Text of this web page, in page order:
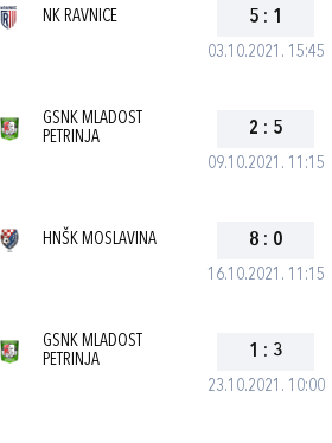
03.10.2021. 15:45
NK RAVNICE 5 : 1
09.10.2021. 11:15
GSNK MLADOST
PETRINJA
2 : 5
16.10.2021. 11:15
HNŠK MOSLAVINA 8 : 0
23.10.2021. 10:00
GSNK MLADOST
PETRINJA
1 : 3